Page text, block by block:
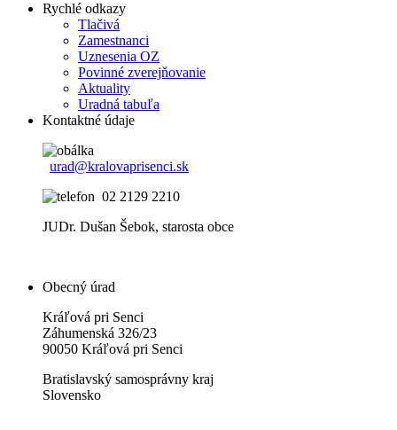
Rychlé odkazy
Tlačivá
Zamestnanci
Uznesenia OZ
Povinné zverejňovanie
Aktuality
Uradná tabuľa
Kontaktné údaje
urad@kralovaprisenci.sk
02 2129 2210
JUDr. Dušan Šebok, starosta obce
Obecný úrad
Kráľová pri Senci
Záhumenská 326/23
90050 Kráľová pri Senci
Bratislavský samosprávny kraj
Slovensko